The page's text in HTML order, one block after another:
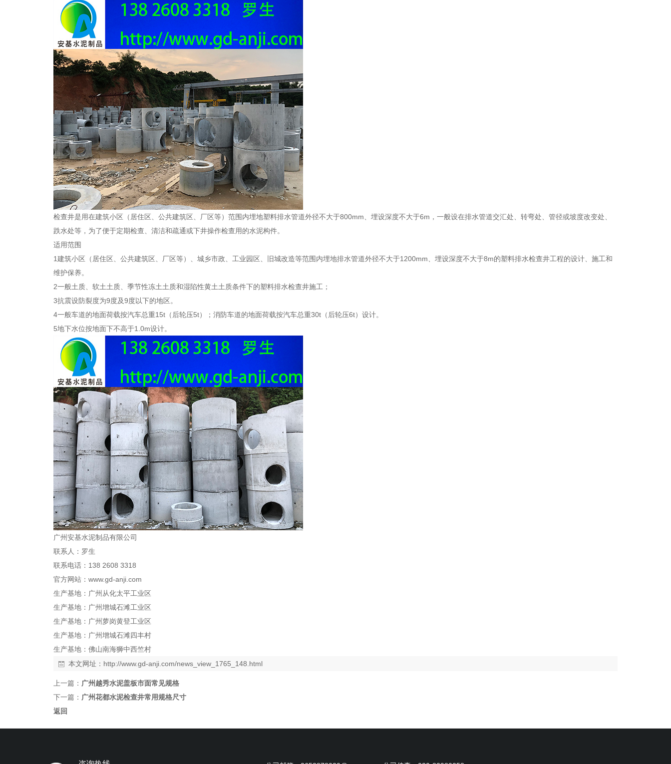
检查井是用在建筑小区（居住区、公共建筑区、厂区等）范围内埋地塑料排水管道外径不大于800mm 、埋设深度不大于6m ，一般设在排水管道交汇处、转弯处、管径或坡度改变处、
跌水处等，为了便于定期检查、清洁和疏通或下井操作检查用的水泥构件。
适用范围
1建筑小区（居住区、公共建筑区、厂区等）、城乡市政、工业园区、旧城改造等范围内埋地排水管道外径不大于1200mm 、埋设深度不大于8m的塑料排水检查井工程的设计、施工和
维护保养。
2一般土质、软土土质、季节性冻土土质和湿陷性黄土土质条件下的塑料排水检查井施工；
3抗震设防裂度为9度及9度以下的地区。
4一般车道的地面荷载按汽车总重15t （后轮压5t）；消防车道的地面荷载按汽车总重30t （后轮压6t）设计。
5地下水位按地面下不高于1.0m设计。
广州安基水泥制品有限公司
联系人：罗生
联系电话： 138 2608 3318
官方网站： www.gd-anji.com
生产基地：广州从化太平工业区
生产基地：广州增城石滩工业区
生产基地：广州萝岗黄登工业区
生产基地：广州增城石滩四丰村
生产基地：佛山南海狮中西竺村
本文网址： http://www.gd-anji.com/news_view_1765_148.html
上一篇： 广州越秀水泥盖板市面常见规格
下一篇： 广州花都水泥检查井常用规格尺寸
返回